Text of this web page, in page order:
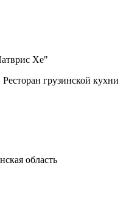
Хе"
грузинской кухни
область